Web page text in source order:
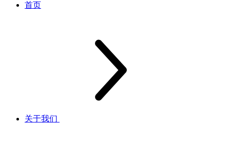
首页
关于我们